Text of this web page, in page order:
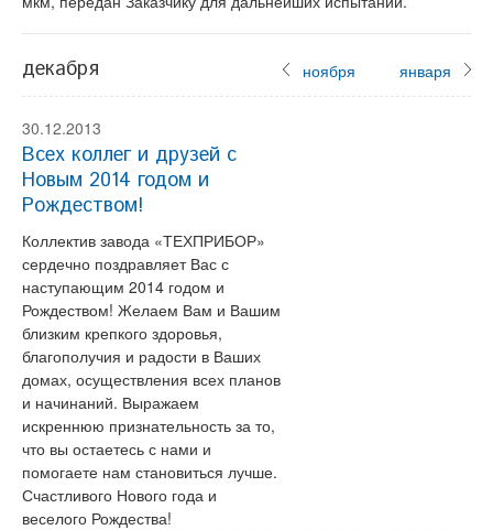
ноября января
декабря
30.12.2013
Всех коллег и друзей с
Новым 2014 годом и
Рождеством!
Коллектив завода «ТЕХПРИБОР»
сердечно поздравляет Вас с
наступающим 2014 годом и
Рождеством! Желаем Вам и Вашим
близким крепкого здоровья,
благополучия и радости в Ваших
домах, осуществления всех планов
и начинаний. Выражаем
искреннюю признательность за то,
что вы остаетесь с нами и
помогаете нам становиться лучше.
Счастливого Нового года и
веселого Рождества!